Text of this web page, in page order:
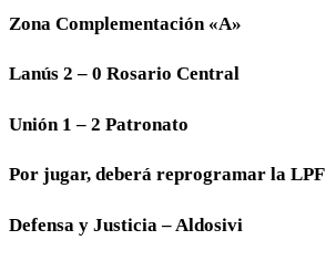
Zona Complementación «A»
Lanús 2 – 0 Rosario Central
Unión 1 – 2 Patronato
Por jugar, deberá reprogramar la LPF
Defensa y Justicia – Aldosivi